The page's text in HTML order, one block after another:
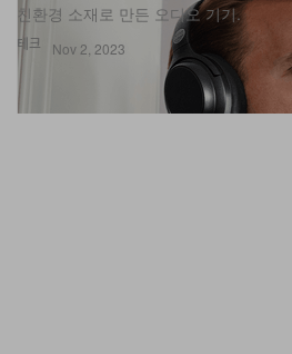
테크
친환경 소재로 만든 오디오 기기.
Nov 2, 2023